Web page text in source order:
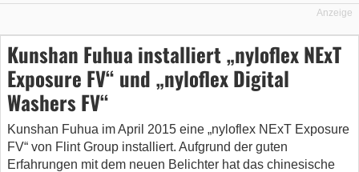
Anzeige
Kunshan Fuhua installiert „nyloflex NExT
Exposure FV“ und „nyloflex Digital
Washers FV“
Kunshan Fuhua im April 2015 eine „nyloflex NExT Exposure
FV“ von Flint Group installiert. Aufgrund der guten
Erfahrungen mit dem neuen Belichter hat das chinesische